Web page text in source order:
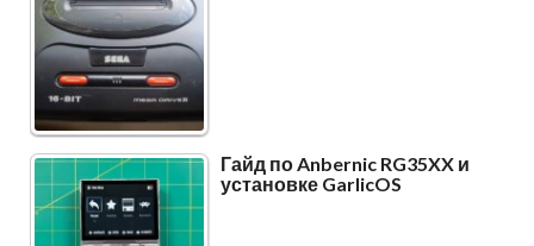
Гайд по Anbernic RG35XX и
установке GarlicOS